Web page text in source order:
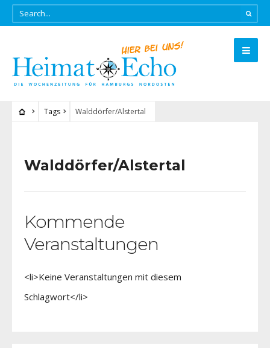
Tags Walddörfer/Alstertal
Walddörfer/Alstertal
Kommende
Veranstaltungen
<li>Keine Veranstaltungen mit diesem
Schlagwort</li>